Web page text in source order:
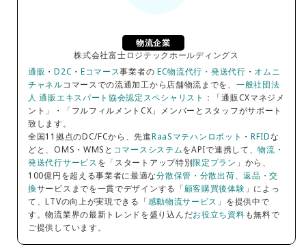
物流企業
株式会社富士ロジテックホールディングス
通販 ・D2C ・ Eコマース事業者の EC物流代行・発送代行 ・ オムニ
チャネルコマースでの流通加工から店舗物流までを、 一般社団法
人 通販エキスパート協会認定スペシャリスト ：「通販CXマネジメ
ント」・「フルフィルメントCX」メンバーとスタッフがサポート
致します。
全国11拠点のDC/FCから、先進RaaSマテハンロボット ・RFIDな
どと、OMS・WMSと コマースシステムをAPIで連携して、物流・
発送代行サービスを「スタートアップ特別限定プラン 」から、
100億円を超える事業者に最適な分散保管・分散出荷、返品・交
換サービスまでを一貫でデザインする「顧客購買後体験 」によっ
て、LTVの向上が実現できる「感動物流サービス 」を提供中で
す。物流業界の最新トレンドを盛り込んだお役立ち資料も無料で
ご提供しています。